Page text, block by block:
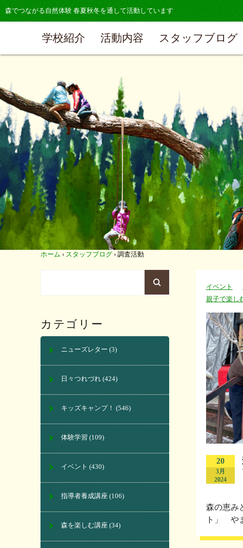
森でつながる自然体験 春夏秋冬を通して活動しています
学校紹介 活動内容 スタッフブログ
ホーム › スタッフブログ › 調査活動
イベント
親子で楽し
20
3月
2024
森の恵み
ト」 や
カテゴリー
ニューズレター (3)
日々つれづれ (424)
キッズキャンプ！ (546)
体験学習 (109)
イベント (430)
指導者養成講座 (106)
森を楽しむ講座 (34)